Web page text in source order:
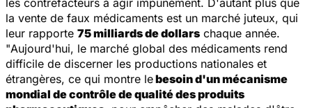
la vente de faux médicaments est un marché juteux, qui
leur rapporte 75 milliards de dollars chaque année.
"Aujourd'hui, le marché global des médicaments rend
difficile de discerner les productions nationales et
étrangères, ce qui montre lebesoin d'un mécanisme
mondial de contrôle de qualité des produits